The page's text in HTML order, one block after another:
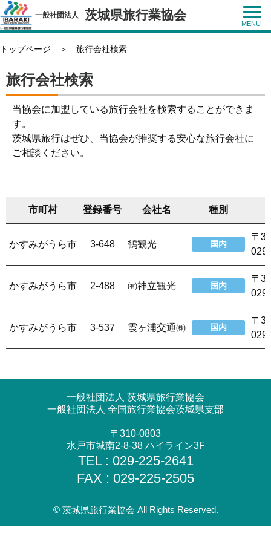
一般社団法人 茨城県旅行業協会
トップページ ＞ 旅行会社検索
旅行会社検索
当協会に加盟している旅行会社を検索することができま
す。
茨城県旅行はぜひ、当協会が推奨する安心な旅行会社に
ご相談ください。
市町村 登録番号 会社名 種別
かすみがうら市 3-648 鶴観光 国内
〒
かすみがうら市 2-488 ㈲神立観光 国内
〒
かすみがうら市 3-537 霞ヶ浦交通㈱ 国内
〒
一般社団法人 茨城県旅行業協会
一般社団法人 全国旅行業協会茨城県支部
〒310-0803
水戸市城南2-8-38 ハイライン3F
TEL : 029-225-2641
FAX : 029-225-2505
© 茨城県旅行業協会 All Rights Reserved.